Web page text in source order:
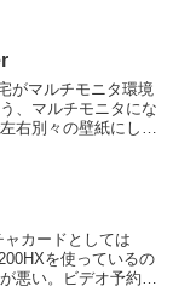
がマルチモニタ環境
、マルチモニタにな
右別々の壁紙にした
カードとしては
を使っているの
悪い。ビデオ予約を